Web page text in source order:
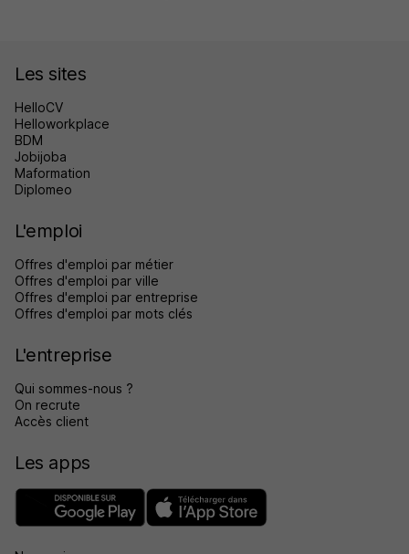
Les sites
HelloCV
Helloworkplace
BDM
Jobijoba
Maformation
Diplomeo
L'emploi
Offres d'emploi par métier
Offres d'emploi par ville
Offres d'emploi par entreprise
Offres d'emploi par mots clés
L'entreprise
Qui sommes-nous ?
On recrute
Accès client
Les apps